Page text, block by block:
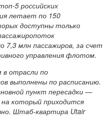
5 российских
летает по 150
доступны только
7,3 млн пассажиров, за счет
управления флотом.
в отрасли по
выполнены по расписанию.
пункт пересадки —
на который приходится
Штаб-квартира Utair